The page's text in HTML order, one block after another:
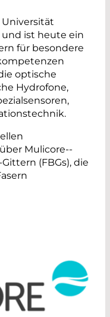
Universität
ist heute ein
für besondere
optische
Hydrofone,
Mulicore-­
(FBGs), die